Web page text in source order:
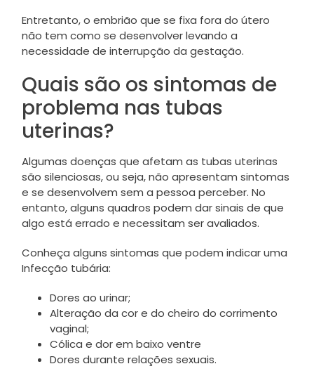
Entretanto, o embrião que se fixa fora do útero
não tem como se desenvolver levando a
necessidade de interrupção da gestação.
Quais são os sintomas de
problema nas tubas
uterinas?
Algumas doenças que afetam as tubas uterinas
são silenciosas, ou seja, não apresentam sintomas
e se desenvolvem sem a pessoa perceber. No
entanto, alguns quadros podem dar sinais de que
algo está errado e necessitam ser avaliados.
Conheça alguns sintomas que podem indicar uma
Infecção tubária:
Dores ao urinar;
Alteração da cor e do cheiro do corrimento
vaginal;
Cólica e dor em baixo ventre
Dores durante relações sexuais.